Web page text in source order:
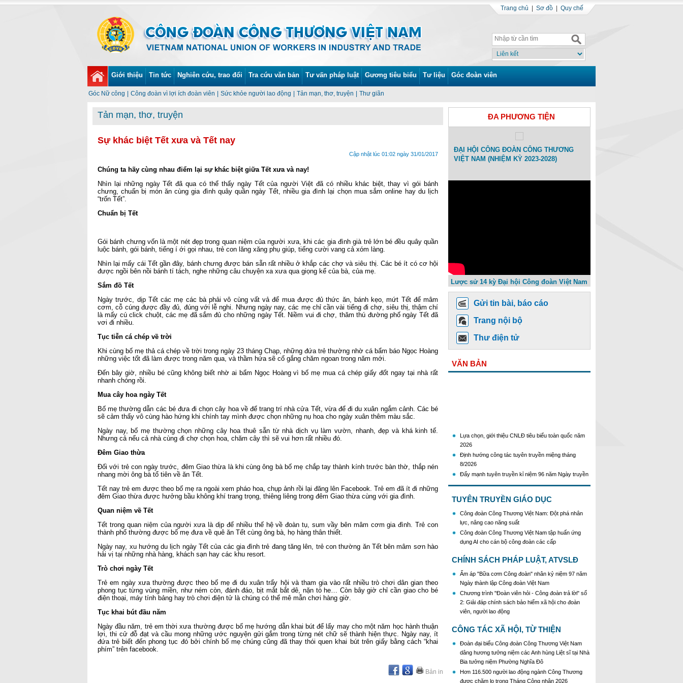
Trang chủ Sơ đồ Quy chế
Giới thiệu Tin tức Nghiên cứu, trao đổi Tra cứu văn bản Tư vấn pháp luật Gương tiêu biểu Tư liệu Góc đoàn viên
Góc Nữ công Công đoàn vì lợi ích đoàn viên Sức khỏe người lao động Tản mạn, thơ, truyện Thư giãn
Tản mạn, thơ, truyện
Sự khác biệt Tết xưa và Tết nay
Cập nhật lúc 01:02 ngày 31/01/2017
Chúng ta hãy cùng nhau điểm lại sự khác biệt giữa Tết xưa và nay!
Nhìn lại những ngày Tết đã qua có thể thấy ngày Tết của người Việt đã có nhiều khác biệt, thay vì gói bánh
chưng, chuẩn bị món ăn cùng gia đình quây quần ngày Tết, nhiều gia đình lại chọn mua sắm online hay du lịch
“trốn Tết”.
Chuẩn bị Tết
Gói bánh chưng vốn là một nét đẹp trong quan niệm của người xưa, khi các gia đình già trẻ lớn bé đều quây quần
luộc bánh, gói bánh, tiếng í ới gọi nhau, trẻ con lăng xăng phụ giúp, tiếng cười vang cả xóm làng.
Nhìn lại mấy cái Tết gần đây, bánh chưng được bán sẵn rất nhiều ở khắp các chợ và siêu thị. Các bé ít có cơ hội
được ngồi bên nồi bánh tí tách, nghe những câu chuyện xa xưa qua giọng kể của bà, của mẹ.
Sắm đồ Tết
Ngày trước, dịp Tết các mẹ các bà phải vô cùng vất vả để mua được đủ thức ăn, bánh kẹo, mứt Tết để mâm
cơm, cỗ cúng được đầy đủ, đúng với lễ nghi. Nhưng ngày nay, các mẹ chỉ cần vài tiếng đi chợ, siêu thị, thậm chí
là mấy cú click chuột, các mẹ đã sắm đủ cho những ngày Tết. Niềm vui đi chợ, thăm thú đường phố ngày Tết đã
vơi đi nhiều.
Tục tiễn cá chép về trời
Khi cùng bố mẹ thả cá chép về trời trong ngày 23 tháng Chạp, những đứa trẻ thường nhờ cá bẩm báo Ngọc Hoàng
những việc tốt đã làm được trong năm qua, và thầm hứa sẽ cố gắng chăm ngoan trong năm mới.
Đến bây giờ, nhiều bé cũng không biết nhờ ai bẩm Ngọc Hoàng vì bố mẹ mua cá chép giấy đốt ngay tại nhà rất
nhanh chóng rồi.
Mua cây hoa ngày Tết
Bố mẹ thường dẫn các bé đưa đi chọn cây hoa về để trang trí nhà cửa Tết, vừa để đi du xuân ngắm cảnh. Các bé
sẽ cảm thấy vô cùng hào hứng khi chính tay mình được chọn những nụ hoa cho ngày xuân thêm màu sắc.
Ngày nay, bố mẹ thường chọn những cây hoa thuê sẵn từ nhà dịch vụ làm vườn, nhanh, đẹp và khá kinh tế.
Nhưng cả nếu cả nhà cùng đi chợ chọn hoa, chăm cây thì sẽ vui hơn rất nhiều đó.
Đêm Giao thừa
Đối với trẻ con ngày trước, đêm Giao thừa là khi cùng ông bà bố mẹ chắp tay thành kính trước bàn thờ, thắp nén
nhang mời ông bà tổ tiên về ăn Tết.
Tết nay trẻ em được theo bố mẹ ra ngoài xem pháo hoa, chụp ảnh rồi lại đăng lên Facebook. Trẻ em đã ít đi những
đêm Giao thừa được hưởng bầu không khí trang trọng, thiêng liêng trong đêm Giao thừa cùng với gia đình.
Quan niệm về Tết
Tết trong quan niệm của người xưa là dịp để nhiều thế hệ về đoàn tụ, sum vầy bên mâm cơm gia đình. Trẻ con
thành phố thường được bố mẹ đưa về quê ăn Tết cùng ông bà, họ hàng thân thiết.
Ngày nay, xu hướng du lịch ngày Tết của các gia đình trẻ đang tăng lên, trẻ con thường ăn Tết bên mâm sơn hào
hải vị tại những nhà hàng, khách sạn hay các khu resort.
Trò chơi ngày Tết
Trẻ em ngày xưa thường được theo bố mẹ đi du xuân trẩy hội và tham gia vào rất nhiều trò chơi dân gian theo
phong tục từng vùng miền, như ném còn, đánh đáo, bịt mắt bắt dê, nặn tò he… Còn bây giờ chỉ cần giao cho bé
điện thoại, máy tính bảng hay trò chơi điện tử là chúng có thể mê mẫn chơi hàng giờ.
Tục khai bút đầu năm
Ngày đầu năm, trẻ em thời xưa thường được bố mẹ hướng dẫn khai bút để lấy may cho một năm học hành thuận
lợi, thi cử đỗ đạt và cầu mong những ước nguyện gửi gắm trong từng nét chữ sẽ thành hiện thực. Ngày nay, ít
đứa trẻ biết đến phong tục đó bởi chính bố mẹ chúng cũng đã thay thói quen khai bút trên giấy bằng cách “khai
phím” trên facebook.
Bản in
ĐA PHƯƠNG TIỆN
Lễ phát động Tháng Công nhân và Tháng
An toàn vệ sinh lao động năm 2022
ĐẠI HỘI CÔNG ĐOÀN CÔNG THƯƠNG
VIỆT NAM (NHIỆM KỲ 2023-2028)
Lược sử 14 kỳ Đại hội Công đoàn Việt Nam
Gửi tin bài, báo cáo
Trang nội bộ
Thư điện tử
VĂN BẢN
Lựa chọn, giới thiệu CNLĐ tiêu biểu toàn quốc năm
2026
Định hướng công tác tuyên truyền miệng tháng
8/2026
Đẩy mạnh tuyên truyền kỉ niệm 96 năm Ngày truyền
thống ngành Tuyên giáo của Đảng
tuyên truyền phòng, chống tác hại của thuốc lá năm
KH Triển khai Ch/tr hành động của CĐCTVN thực
hiện Chỉ thị số 58/CT-TW ngày 10/01/2026 của Ban
Bí thư TW Đảng về "Tăng cường sự lãnh đạo của
Đảng đối với công tác truyên truyền,giáo dục chính
trị,tư tưởng,pháp luật cho công nhân trong tình hình
mới"
Triển khai thực hiện Hướng dẫn số 28/HD-
BTGDVTW về xác định, lựa chọn ngày truyền thống,
ngày thành lập, ngày tái lập sau sắp xếp tổ chức bộ
máy của hệ thống chính trị
Triển khai truyền thông "Chiến dịch 500 ngày đêm
danh tính hài cốt liệt sĩ"
Hướng dẫn tuyên truyền kỷ niệm 97 năm Ngày
thành lập Công đoàn Việt Nam (28/7/1929 -
28/7/2026)
Khẩu hiệu tuyên truyền trong nhiệm kỳ Đại hội XIV
của Đảng
TUYÊN TRUYỀN GIÁO DỤC
Công đoàn Công Thương Việt Nam: Đột phá nhân
lực, nâng cao năng suất
Công đoàn Công Thương Việt Nam tập huấn ứng
dụng AI cho cán bộ công đoàn các cấp
CHÍNH SÁCH PHÁP LUẬT, ATVSLĐ
Ấm áp "Bữa cơm Công đoàn" nhân kỷ niệm 97 năm
Ngày thành lập Công đoàn Việt Nam
Chương trình "Đoàn viên hỏi - Công đoàn trả lời" số
2: Giải đáp chính sách bảo hiểm xã hội cho đoàn
viên, người lao động
CÔNG TÁC XÃ HỘI, TỪ THIỆN
Đoàn đại biểu Công đoàn Công Thương Việt Nam
dâng hương tưởng niệm các Anh hùng Liệt sĩ tại Nhà
Bia tưởng niệm Phường Nghĩa Đô
Hơn 116.500 người lao động ngành Công Thương
được chăm lo trong Tháng Công nhân 2026